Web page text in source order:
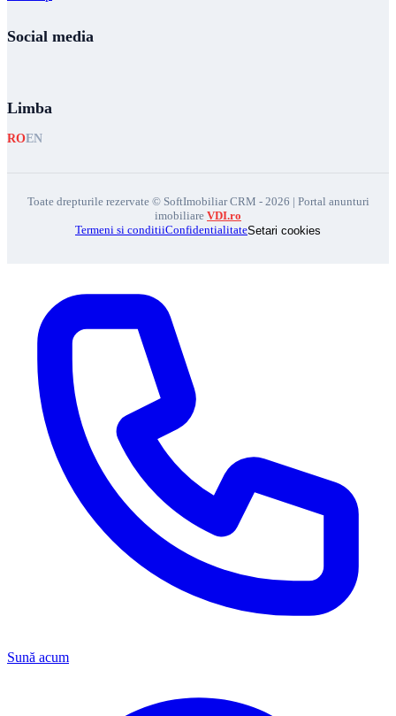
Social media
Limba
ROEN
Toate drepturile rezervate © SoftImobiliar CRM - 2026 | Portal anunturi
imobiliare VDI.ro
Termeni si conditiiConfidentialitateSetari cookies
Sună acum